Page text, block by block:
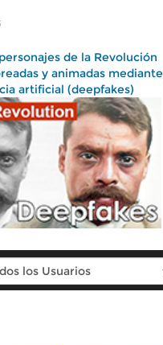
de la Revolución
y animadas mediante
artificial (deepfakes)